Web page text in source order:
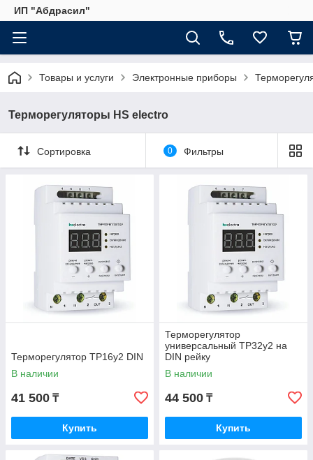
ИП "Абдрасил"
Товары и услуги Электронные приборы
Терморегуляторы HS electro
Сортировка 0 Фильтры
Терморегулятор ТР16у2 DIN
В наличии
41 500 ₸
Купить
Терморегулятор
универсальный ТР32у2 на
DIN рейку
В наличии
44 500 ₸
Купить